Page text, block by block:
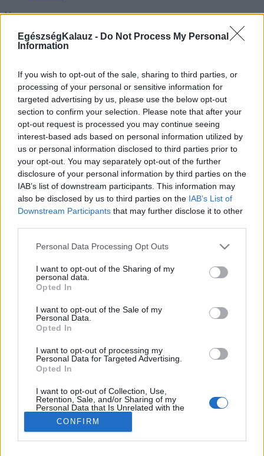
EgészségKalauz - Do Not Process My Personal
Information
If you wish to opt-out of the sale, sharing to third parties, or
processing of your personal or sensitive information for
targeted advertising by us, please use the below opt-out
section to confirm your selection. Please note that after your
opt-out request is processed you may continue seeing
interest-based ads based on personal information utilized by
us or personal information disclosed to third parties prior to
your opt-out. You may separately opt-out of the further
disclosure of your personal information by third parties on the
IAB’s list of downstream participants. This information may
also be disclosed by us to third parties on the IAB’s List of
Downstream Participants that may further disclose it to other
Please note that this website/app uses one or more Google
not limited to your visit or usage behaviour. You may click to
grant or deny consent to Google and its third-party tags to
use your data for below specified purposes in below Google
consent section.
Personal Data Processing Opt Outs
I want to opt-out of the Sharing of my
personal data.
Opted In
I want to opt-out of the Sale of my
Personal Data.
Opted In
I want to opt-out of processing my
Personal Data for Targeted Advertising.
Opted In
I want to opt-out of Collection, Use,
Retention, Sale, and/or Sharing of my
Personal Data that Is Unrelated with the
Purposes for which it was collected.
Opted Out
CONFIRM
Betegségek A-Z
Tünet
Vizsgálat
Kezelés
Életmódváltás
Kutatás
Prevenció
Hírek
Videók
Kisállatok egészsége
#allergia#influenza#cukorbetegség
#pajzsmirigy#reflux#ekcéma#herpesz
Regisztráció
Köhögés
Köhögés